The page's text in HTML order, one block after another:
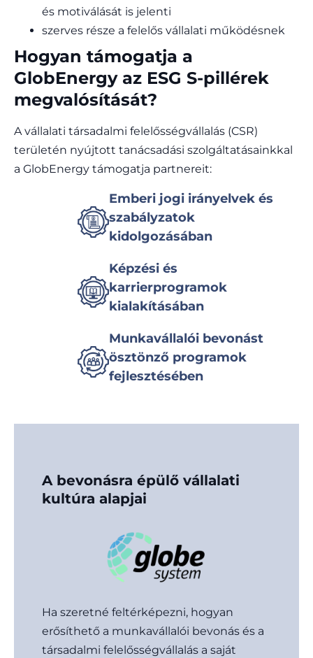
és motiválását is jelenti
szerves része a felelős vállalati működésnek
Hogyan támogatja a
GlobEnergy az ESG S-pillérek
megvalósítását?
A vállalati társadalmi felelősségvállalás (CSR)
területén nyújtott tanácsadási szolgáltatásainkkal
a GlobEnergy támogatja partnereit:
Emberi jogi irányelvek és
szabályzatok
kidolgozásában
Képzési és
karrierprogramok
kialakításában
Munkavállalói bevonást
ösztönző programok
fejlesztésében
A bevonásra épülő vállalati
kultúra alapjai
Ha szeretné feltérképezni, hogyan
erősíthető a munkavállalói bevonás és a
társadalmi felelősségvállalás a saját